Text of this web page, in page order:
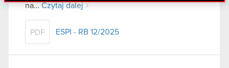
danymi otrzymanymi od Ciebie lub uzyskanymi
korzystanie z naszej witryny, zgadasz się na
na… Czytaj dalej
PDF ESPI - RB 12/2025